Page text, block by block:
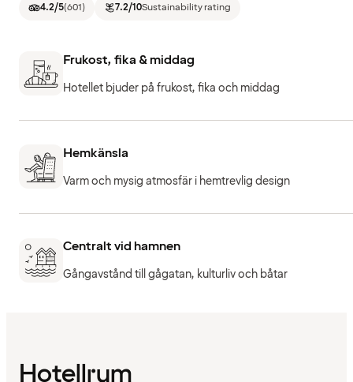
4.2/5(601) 7.2/10Sustainability rating
Frukost, fika & middag
Hotellet bjuder på frukost, fika och middag
Hemkänsla
Varm och mysig atmosfär i hemtrevlig design
Centralt vid hamnen
Gångavstånd till gågatan, kulturliv och båtar
Hotellrum